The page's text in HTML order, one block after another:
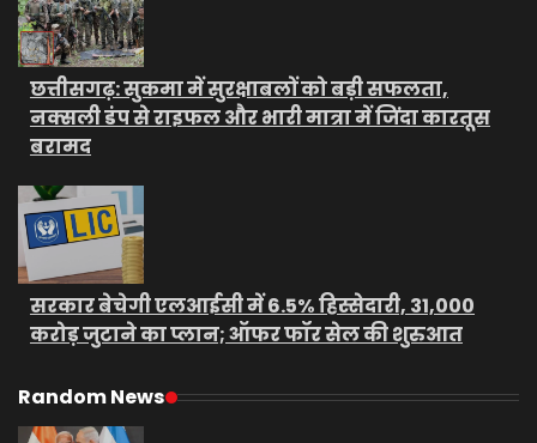
छत्तीसगढ़: सुकमा में सुरक्षाबलों को बड़ी सफलता,
नक्सली डंप से राइफल और भारी मात्रा में जिंदा कारतूस
बरामद
सरकार बेचेगी एलआईसी में 6.5% हिस्सेदारी, 31,000
करोड़ जुटाने का प्लान; ऑफर फॉर सेल की शुरुआत
Random News